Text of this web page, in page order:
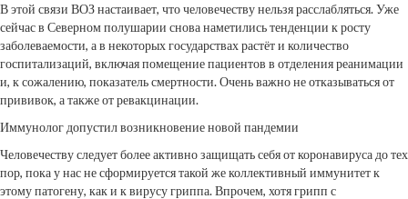
В этой связи ВОЗ настаивает, что человечеству нельзя расслабляться. Уже
сейчас в Северном полушарии снова наметились тенденции к росту
заболеваемости, а в некоторых государствах растёт и количество
госпитализаций, включая помещение пациентов в отделения реанимации
и, к сожалению, показатель смертности. Очень важно не отказываться от
прививок, а также от ревакцинации.
Иммунолог допустил возникновение новой пандемии
Человечеству следует более активно защищать себя от коронавируса до тех
пор, пока у нас не сформируется такой же коллективный иммунитет к
этому патогену, как и к вирусу гриппа. Впрочем, хотя грипп с